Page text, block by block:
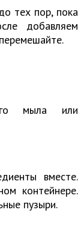
тех пор, пока
добавляем
мыла или
вместе.
контейнере.
пузыри.